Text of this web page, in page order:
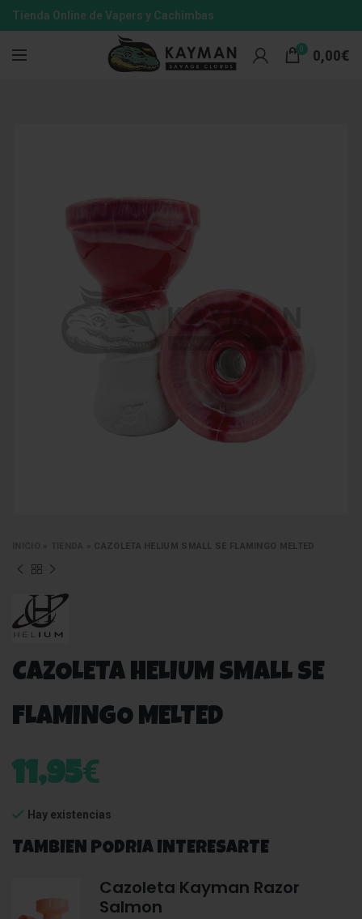
Tienda Online de Vapers y Cachimbas
0 0,00€
CAZOLETA HELIUM SMALL SE FLAMINGO MELTED
CAZOLETA HELIUM SMALL SE
FLAMINGO MELTED
11,95€
Hay existencias
TAMBIEN PODRIA INTERESARTE
Cazoleta Kayman Razor
Salmon